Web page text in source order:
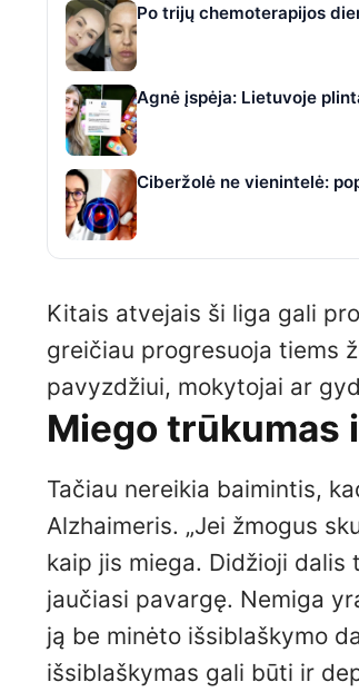
Po trijų chemoterapijos
Agnė įspėja: Lietuvoje
Ciberžolė ne vienintelė:
Kitais atvejais ši liga gali
greičiau progresuoja tiems
pavyzdžiui, mokytojai ar
Miego trūkumas
Tačiau nereikia baimintis,
Alzhaimeris. „Jei žmogus
kaip jis miega. Didžioji
jaučiasi pavargę. Nemiga
ją be minėto išsiblaškymo
išsiblaškymas gali būti ir